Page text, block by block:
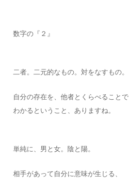
数字の『２』
二者。二元的なもの。対をなすもの。
自分の存在を、他者とくらべることで
わかるということ、ありますね。
単純に、男と女。陰と陽。
相手があって自分に意味が生じる、